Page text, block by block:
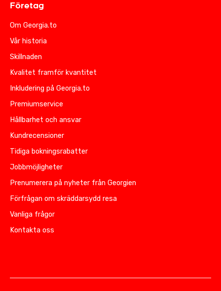
Företag
Om Georgia.to
Vår historia
Skillnaden
Kvalitet framför kvantitet
Inkludering på Georgia.to
Premiumservice
Hållbarhet och ansvar
Kundrecensioner
Tidiga bokningsrabatter
Jobbmöjligheter
Prenumerera på nyheter från Georgien
Förfrågan om skräddarsydd resa
Vanliga frågor
Kontakta oss